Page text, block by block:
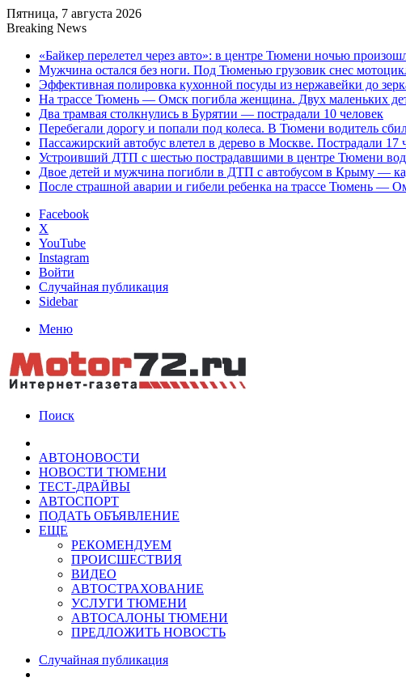
Пятница, 7 августа 2026
Breaking News
«Байкер перелетел через авто»: в центре Тюмени ночью
Мужчина остался без ноги. Под Тюменью грузовик снес
Эффективная полировка кухонной посуды из нержавейки до
На трассе Тюмень — Омск погибла женщина. Двух маленьких
Два трамвая столкнулись в Бурятии — пострадали 10 человек
Перебегали дорогу и попали под колеса. В Тюмени водитель
Пассажирский автобус влетел в дерево в Москве. Пострадали
Устроивший ДТП с шестью пострадавшими в центре Тюмени
Двое детей и мужчина погибли в ДТП с автобусом в Крыму —
После страшной аварии и гибели ребенка на трассе Тюмень —
Facebook
X
YouTube
Instagram
Войти
Случайная публикация
Sidebar
Меню
Поиск
АВТОНОВОСТИ
НОВОСТИ ТЮМЕНИ
ТЕСТ-ДРАЙВЫ
АВТОСПОРТ
ПОДАТЬ ОБЪЯВЛЕНИЕ
ЕЩЕ
РЕКОМЕНДУЕМ
ПРОИСШЕСТВИЯ
ВИДЕО
АВТОСТРАХОВАНИЕ
УСЛУГИ ТЮМЕНИ
АВТОСАЛОНЫ ТЮМЕНИ
ПРЕДЛОЖИТЬ НОВОСТЬ
Случайная публикация